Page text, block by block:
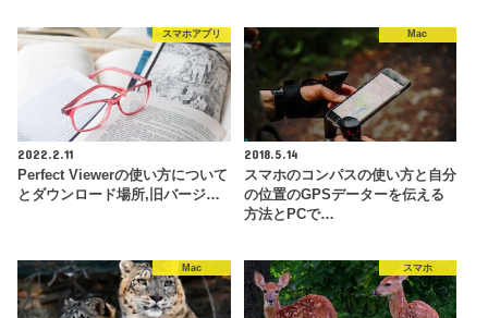
スマホアプリ
2022.2.11
Perfect Viewerの使い方について
とダウンロード場所,旧バージ…
Mac
2018.5.14
スマホのコンパスの使い方と自分
の位置のGPSデーターを伝える
方法とPCで…
Mac スマホ